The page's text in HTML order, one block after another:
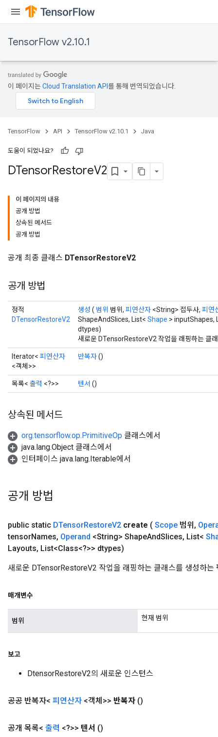
TensorFlow v2.10.1
이 페이지는Cloud Translation API 를 통해 번역되었습니다.
TensorFlow API TensorFlow v2.10.1 Java
도움이 되었나요?
DTensorRestoreV2
이 페이지의 내용
공개 방법
상속된 메서드
공개 방법
공개 최종 클래스 DTensorRestoreV2
공개 방법
정적
DTensorRestoreV2
생성 ( 범위 범위, 피연산자 <String> 접두사, 피연
ShapeAndSlices, List< Shape > inputShapes,
dtypes)
새로운 DTensorRestoreV2 작업을 래핑하는 클
Iterator< 피연산자
<객체>>
반복자()
목록< 출력 <?>> 텐서 ()
상속된 메서드
org.tensorflow.op.PrimitiveOp 클래스에서
java.lang.Object 클래스에서
인터페이스 java.lang.Iterable에서
공개 방법
public static DTensorRestoreV2 create ( Scope 범위 ,
tensorNames, Operand <String> ShapeAndSlices, List<
Layouts, List<Class<?>> dtypes)
새로운 DTensorRestoreV2 작업을 래핑하는 클래스를 생성하는
매개변수
범위 현재 범위
보고
DtensorRestoreV2의 새로운 인스턴스
공공 반복자< 피연산자 <객체>> 반복자 ()
공개 목록< 출력 <?>> 텐서 ()